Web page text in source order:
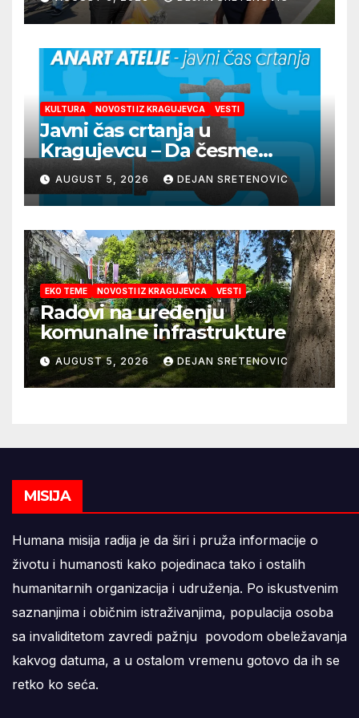
KULTURA NOVOSTI IZ KRAGUJEVCA VESTI
Javni čas crtanja u
Kragujevcu – Da česme
zažive
AUGUST 5, 2026 DEJAN SRETENOVIC
EKO TEME NOVOSTI IZ KRAGUJEVCA VESTI
Radovi na uređenju
komunalne infrastrukture
AUGUST 5, 2026 DEJAN SRETENOVIC
MISIJA
Humana misija radija je da širi i pruža informacije o
životu i humanosti kako pojedinaca tako i ostalih
humanitarnih organizacija i udruženja. Po iskustvenim
saznanjima i običnim istraživanjima, populacija osoba
sa invaliditetom zavredi pažnju povodom obeležavanja
kakvog datuma, a u ostalom vremenu gotovo da ih se
retko ko seća.